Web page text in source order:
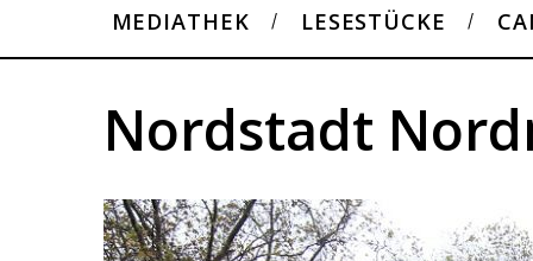
MEDIATHEK LESESTÜCKE
Nordstadt